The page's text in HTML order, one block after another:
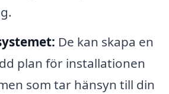
De kan skapa en
plan för installationen
som tar hänsyn till din